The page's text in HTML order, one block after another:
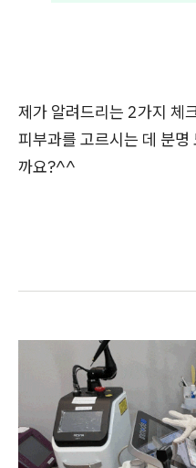
제가 알려드리는 2가지 체
피부과를 고르시는 데 분
까요?^^